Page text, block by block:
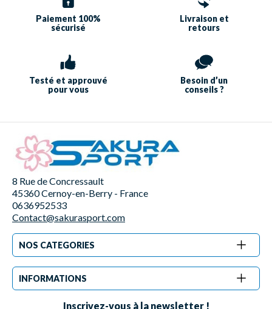
Paiement 100%
sécurisé
Livraison et
retours
Testé et approuvé
pour vous
Besoin d’un
conseils ?
8 Rue de Concressault
45360 Cernoy-en-Berry - France
0636952533
Contact@sakurasport.com
NOS CATEGORIES
INFORMATIONS
Inscrivez-vous à la newsletter !